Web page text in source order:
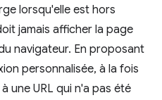
lorsqu'elle est hors
jamais afficher la page
navigateur. En proposant
personnalisée, à la fois
une URL qui n'a pas été